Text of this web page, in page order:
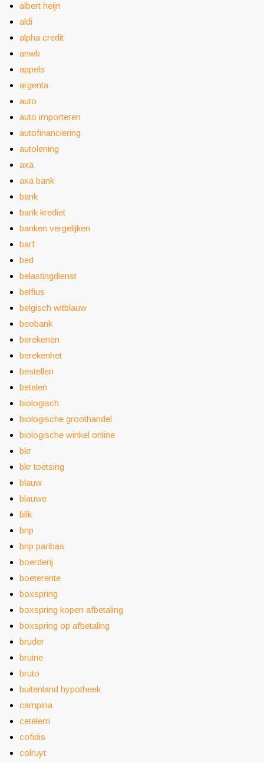
albert heijn
aldi
alpha credit
anwb
appels
argenta
auto
auto importeren
autofinanciering
autolening
axa
axa bank
bank
bank krediet
banken vergelijken
barf
bed
belastingdienst
belfius
belgisch witblauw
beobank
berekenen
berekenhet
bestellen
betalen
biologisch
biologische groothandel
biologische winkel online
bkr
bkr toetsing
blauw
blauwe
blik
bnp
bnp paribas
boerderij
boeterente
boxspring
boxspring kopen afbetaling
boxspring op afbetaling
bruder
bruine
bruto
buitenland hypotheek
campina
cetelem
cofidis
colruyt